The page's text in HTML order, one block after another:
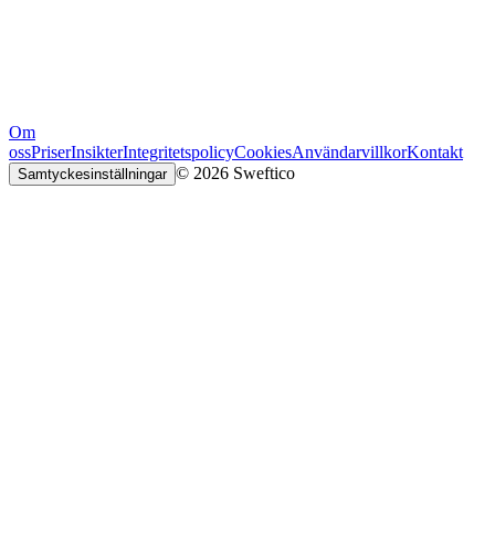
Om
ossPriserInsikterIntegritetspolicyCookiesAnvändarvillkorKontakt
Samtyckesinställningar © 2026 Sweftico